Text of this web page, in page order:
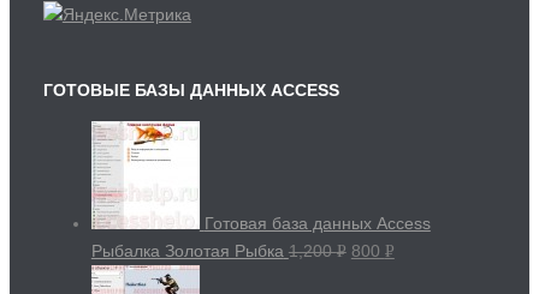
ГОТОВЫЕ БАЗЫ ДАННЫХ ACCESS
Готовая база данных Access
Рыбалка Золотая Рыбка 1,200Р 800 Р